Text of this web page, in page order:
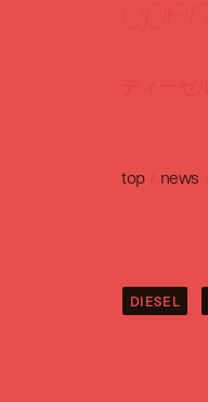
top/ news
DIESEL